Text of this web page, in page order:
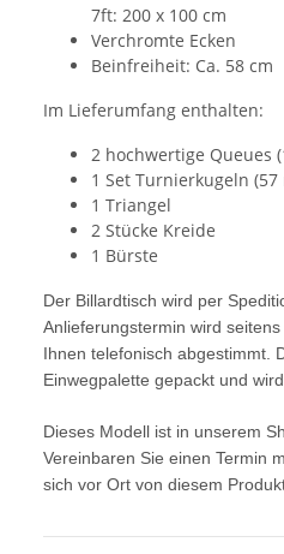
7ft: 200 x 100 cm
Verchromte Ecken
Beinfreiheit: Ca. 58 cm
Im Lieferumfang enthalten:
2 hochwertige Queues
1 Set Turnierkugeln (57
1 Triangel
2 Stücke Kreide
1 Bürste
Der Billardtisch wird per
Anlieferungstermin wird
Ihnen telefonisch abgestimmt.
Einwegpalette gepackt und
Dieses Modell ist in unserem
Vereinbaren Sie einen Termin
sich vor Ort von diesem